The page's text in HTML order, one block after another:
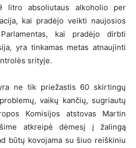
litro absoliutaus alkoholio per
kai pradėjo veikti naujosios
kai pradėjo dirbti
yra tinkamas metas atnaujinti
srityje.
ne tik priežastis 60 skirtingų
vaikų kančių, sugriautų
Komisijos atstovas Martin
atkreipė dėmesį į žalingą
būtų kovojama su šiuo reiškiniu